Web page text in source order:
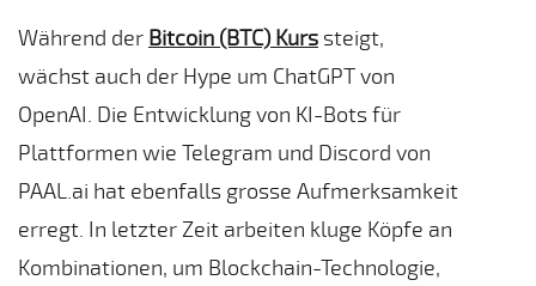
Während der Bitcoin (BTC) Kurs steigt,
wächst auch der Hype um ChatGPT von
OpenAI. Die Entwicklung von KI-Bots für
Plattformen wie Telegram und Discord von
PAAL.ai hat ebenfalls grosse Aufmerksamkeit
erregt. In letzter Zeit arbeiten kluge Köpfe an
Kombinationen, um Blockchain-Technologie,